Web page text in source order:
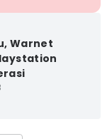
Warnet